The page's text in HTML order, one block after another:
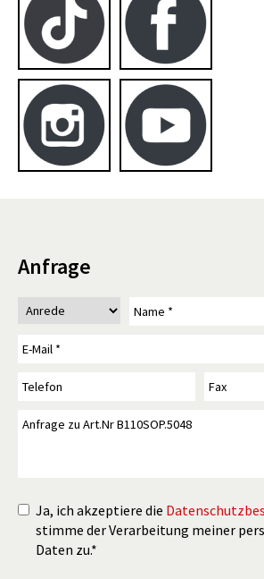
Anfrage
Ja, ich akzeptiere die
stimme der Verarbeitung meiner
Daten zu.*